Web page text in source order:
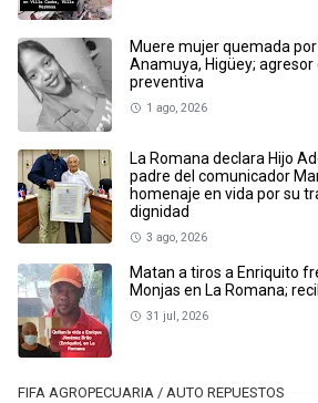
Muere mujer quemada
Anamuya, Higüey;
preventiva
1 ago, 2026
La Romana declara Hijo
padre del comunicador
homenaje en vida por su
dignidad
3 ago, 2026
Matan a tiros a Enriquito
Monjas en La Romana;
31 jul, 2026
FIFA AGROPECUARIA / AUTO REPUESTOS